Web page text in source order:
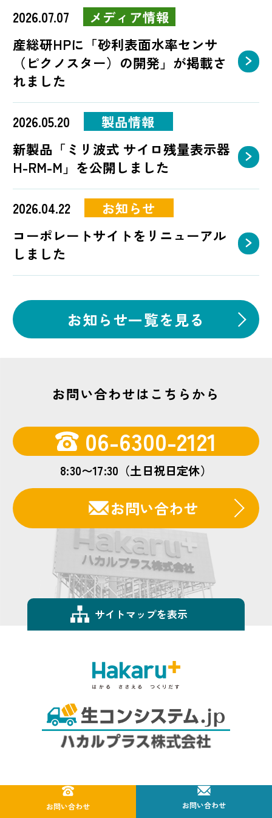
2026.07.07
メディア情報
産総研HPに「砂利表面水率センサ
（ピクノスター）の開発」が掲載さ
れました
2026.05.20
製品情報
新製品「ミリ波式 サイロ残量表示器
H-RM-M」を公開しました
2026.04.22
お知らせ
コーポレートサイトをリニューアル
しました
お知らせ一覧を見る
お問い合わせはこちらから
06-6300-2121
8:30〜17:30（土日祝日定休）
お問い合わせ
サイトマップを表示
© HAKARU PLUS CORPORATION All Right Reserved.
お問い合わせ
お問い合わせ